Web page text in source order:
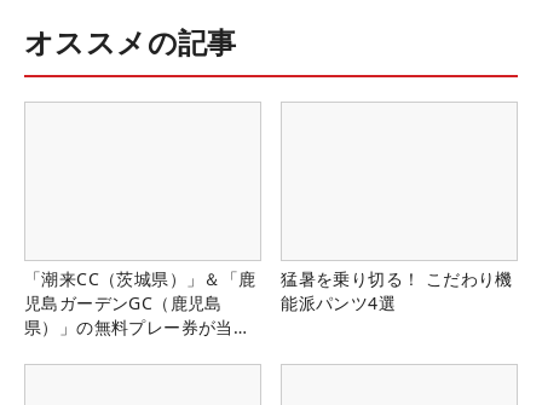
オススメの記事
「潮来CC（茨城県）」＆「鹿
児島ガーデンGC（鹿児島
県）」の無料プレー券が当た
猛暑を乗り切る！ こだわり機
能派パンツ4選